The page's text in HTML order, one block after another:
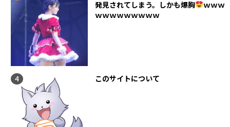
発見されてしまう。しかも爆胸
ｗｗｗ
ｗｗｗｗｗｗｗｗｗ
このサイトについて